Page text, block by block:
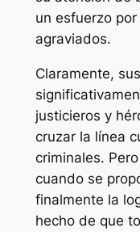
un esfuerzo
agraviados.
Claramente,
justicieros y
cruzar la línea
criminales.
cuando se
finalmente la
hecho de que